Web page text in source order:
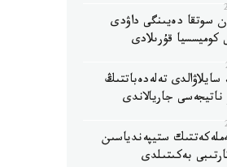
سوتقا دەيىنگى داۋدى
قۇرىلادى
تەلەدەباتتىڭ
جاريالاندى
ستيپەندياسىن
بەكىتىلدى